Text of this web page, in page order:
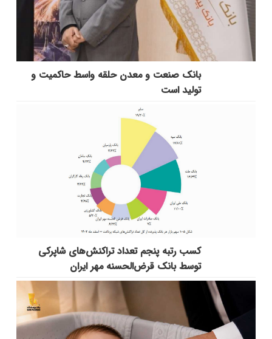
بانك صنعت و معدن حلقه واسط حاكمیت و
تولید است
کسب رتبه پنجم تعداد تراکنش‌های شاپرکی
توسط بانک قرض‌الحسنه مهر ایران